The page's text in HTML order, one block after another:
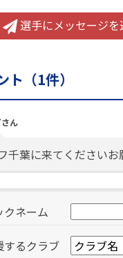
選手にメッセージを
ト（1件）
さん
千葉に来てくださいお
クネーム
するクラブ